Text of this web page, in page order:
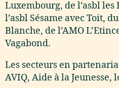
Luxembourg, de l’asbl les
l’asbl Sésame avec Toit,
Blanche, de l’AMO
Vagabond.
Les secteurs en
AVIQ, Aide à la Jeunesse,